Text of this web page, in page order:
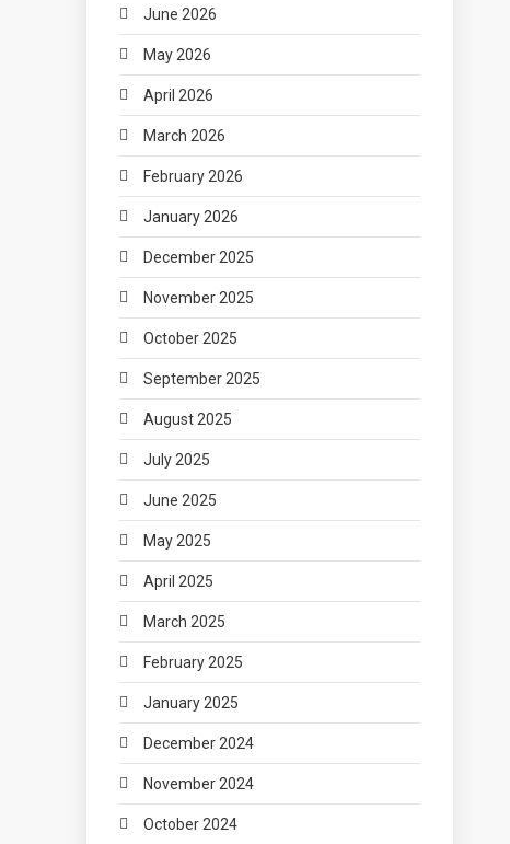
June 2026
May 2026
April 2026
March 2026
February 2026
January 2026
December 2025
November 2025
October 2025
September 2025
August 2025
July 2025
June 2025
May 2025
April 2025
March 2025
February 2025
January 2025
December 2024
November 2024
October 2024